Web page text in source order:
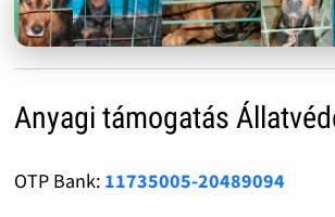
Anyagi támogatás
OTP Bank: 11735005-20489094